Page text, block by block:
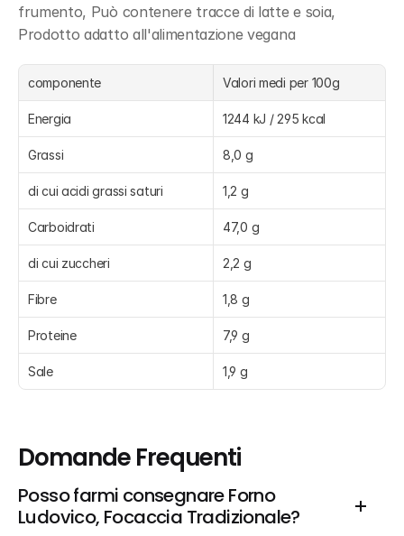
frumento, Può contenere tracce di latte e soia,
Prodotto adatto all'alimentazione vegana
componente Valori medi per 100g
Energia 1244 kJ / 295 kcal
Grassi 8,0 g
di cui acidi grassi saturi 1,2 g
Carboidrati 47,0 g
di cui zuccheri 2,2 g
Fibre 1,8 g
Proteine 7,9 g
Sale 1,9 g
Domande Frequenti
Posso farmi consegnare Forno
Ludovico, Focaccia Tradizionale?